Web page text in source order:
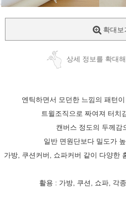
확대보
상세 정보를 확대
엔틱하면서 모던한 느낌의 패턴
트윌조직으로 짜여져 터치
캔버스 정도의 두께감
일반 면원단보다 밀도가
가방, 쿠션커버, 쇼파커버 같이 다양한
활용 : 가방, 쿠션, 쇼파, 각